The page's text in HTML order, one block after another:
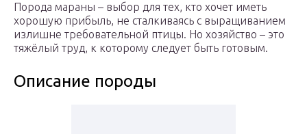
Порода мараны – выбор для тех, кто хочет иметь
хорошую прибыль, не сталкиваясь с выращиванием
излишне требовательной птицы. Но хозяйство – это
тяжёлый труд, к которому следует быть готовым.
Описание породы